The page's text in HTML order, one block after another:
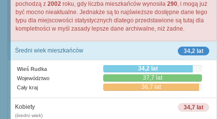
pochodzą z 2002 roku, gdy liczba mieszkańców wynosiła 290, i mogą już
być mocno nieaktualne. Jednakże są to najświeższe dostępne dane tego
typu dla miejscowości statystycznych dlatego przedstawione są tutaj dla
kompletności w myśl zasady lepsze dane archiwalne, niż żadne.
34,2 lat
Średni wiek mieszkańców
Wieś Rudka 34,2 lat
Województwo 37,7 lat
Cały kraj 36,7 lat
34,7 lat
Kobiety
(średni wiek)